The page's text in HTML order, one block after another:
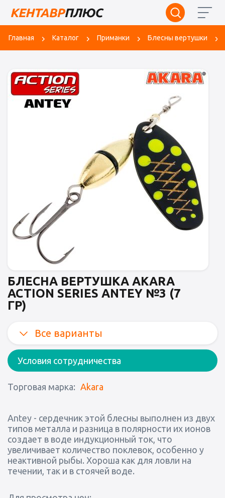
Главная Каталог Приманки Блесны вертушки
БЛЕСНА ВЕРТУШКА AKARA
ACTION SERIES ANTEY №3 (7
ГР)
Все варианты
Условия сотрудничества
Торговая марка: Akara
Antey - сердечник этой блесны выполнен из двух
типов металла и разница в полярности их ионов
создает в воде индукционный ток, что
увеличивает количество поклевок, особенно у
неактивной рыбы. Хороша как для ловли на
течении, так и в стоячей воде.